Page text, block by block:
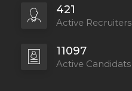
421
Active Recruiters
11097
Active Candidats